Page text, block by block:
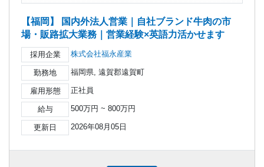
【福岡】 国内外法人営業｜自社ブランド牛肉の市
場・販路拡大業務｜営業経験×英語力活かせます
採用企業 株式会社福永産業
勤務地 福岡県, 遠賀郡遠賀町
雇用形態 正社員
給与 500万円 ~ 800万円
更新日 2026年08月05日